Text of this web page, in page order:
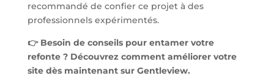
recommandé de confier ce projet à des
professionnels expérimentés.
👉 Besoin de conseils pour entamer votre
refonte ? Découvrez comment améliorer votre
site dès maintenant sur Gentleview.